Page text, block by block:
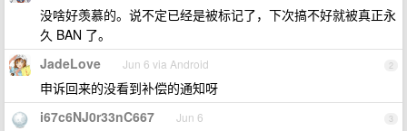
没啥好羡慕的。说不定已经是被标记了，下次搞不好就被真正永
久 BAN 了。
2
JadeLove Jun 6 via Android
申诉回来的没看到补偿的通知呀
3
i67c6NJ0r33nC667 Jun 6